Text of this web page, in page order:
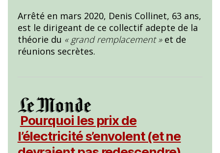
Arrêté en mars 2020, Denis Collinet, 63 ans,
est le dirigeant de ce collectif adepte de la
théorie du « grand remplacement »et de
réunions secrètes.
Pourquoi les prix de
l’électricité s’envolent (et ne